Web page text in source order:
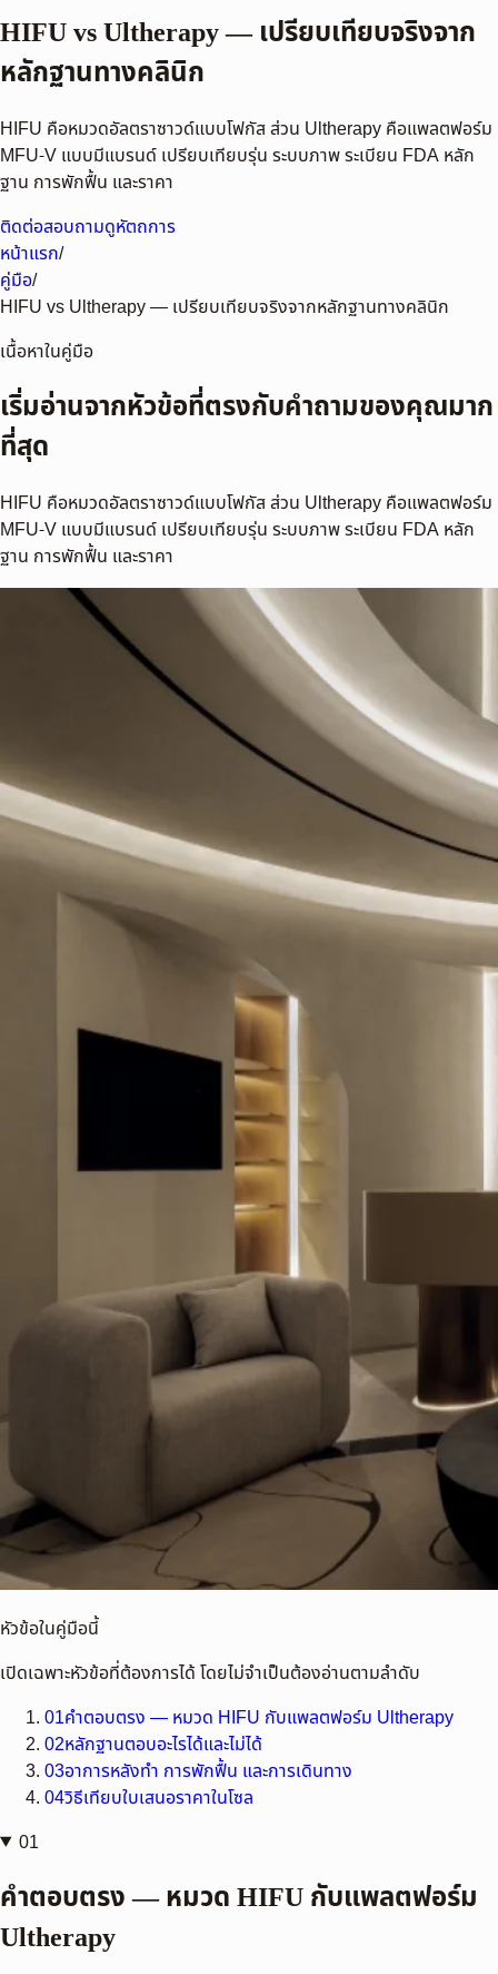
HIFU vs Ultherapy — เปรียบเทียบจริงจาก
หลักฐานทางคลินิก
HIFU คือหมวดอัลตราซาวด์แบบโฟกัส ส่วน Ultherapy คือแพลตฟอร์ม
MFU-V แบบมีแบรนด์ เปรียบเทียบรุ่น ระบบภาพ ระเบียน FDA หลัก
ฐาน การพักฟื้น และราคา
ติดต่อสอบถามดูหัตถการ
หน้าแรก/
คู่มือ/
HIFU vs Ultherapy — เปรียบเทียบจริงจากหลักฐานทางคลินิก
เนื้อหาในคู่มือ
เริ่มอ่านจากหัวข้อที่ตรงกับคำถามของคุณมาก
ที่สุด
HIFU คือหมวดอัลตราซาวด์แบบโฟกัส ส่วน Ultherapy คือแพลตฟอร์ม
MFU-V แบบมีแบรนด์ เปรียบเทียบรุ่น ระบบภาพ ระเบียน FDA หลัก
ฐาน การพักฟื้น และราคา
หัวข้อในคู่มือนี้
เปิดเฉพาะหัวข้อที่ต้องการได้ โดยไม่จำเป็นต้องอ่านตามลำดับ
01คำตอบตรง — หมวด HIFU กับแพลตฟอร์ม Ultherapy
02หลักฐานตอบอะไรได้และไม่ได้
03อาการหลังทำ การพักฟื้น และการเดินทาง
04วิธีเทียบใบเสนอราคาในโซล
01
คำตอบตรง — หมวด HIFU กับแพลตฟอร์ม
Ultherapy